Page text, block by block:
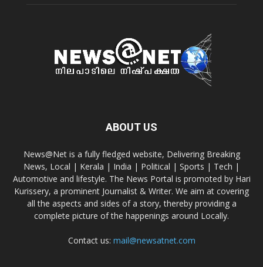
ABOUT US
News@Net is a fully fledged website, Delivering Breaking
News, Local | Kerala | India | Political | Sports | Tech |
Automotive and lifestyle. The News Portal is promoted by Hari
Kurissery, a prominent Journalist & Writer. We aim at covering
all the aspects and sides of a story, thereby providing a
complete picture of the happenings around Locally.
Contact us: mail@newsatnet.com